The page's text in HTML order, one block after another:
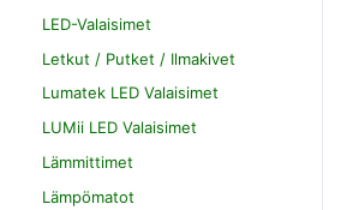
LED-Valaisimet
Letkut / Putket / Ilmakivet
Lumatek LED Valaisimet
LUMii LED Valaisimet
Lämmittimet
Lämpömatot